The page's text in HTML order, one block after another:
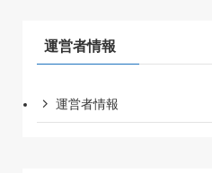
運営者情報
運営者情報